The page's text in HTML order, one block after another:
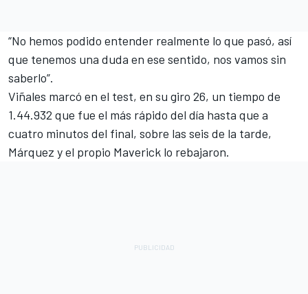
“No hemos podido entender realmente lo que pasó, así
que tenemos una duda en ese sentido, nos vamos sin
saberlo”.
Viñales marcó en el test, en su giro 26, un tiempo de
1.44.932 que fue el más rápido del día hasta que a
cuatro minutos del final, sobre las seis de la tarde,
Márquez y el propio Maverick lo rebajaron.